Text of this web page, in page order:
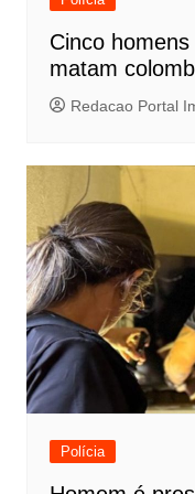
Cinco
matam
Redacao Portal
Polícia